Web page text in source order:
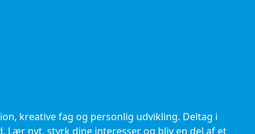
kreative fag og personlig udvikling. Deltag i
Lær nyt, styrk dine interesser og bliv en del af et